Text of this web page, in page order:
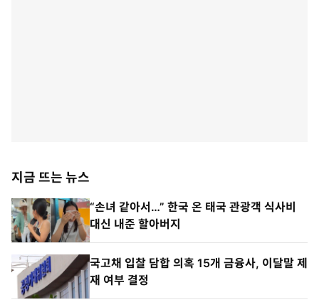
지금 뜨는 뉴스
“손녀 같아서…” 한국 온 태국 관광객 식사비
대신 내준 할아버지
국고채 입찰 담합 의혹 15개 금융사, 이달말 제
재 여부 결정